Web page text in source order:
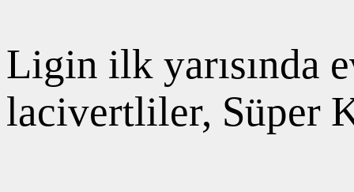
Ligin ilk yarısında
lacivertliler, Süper